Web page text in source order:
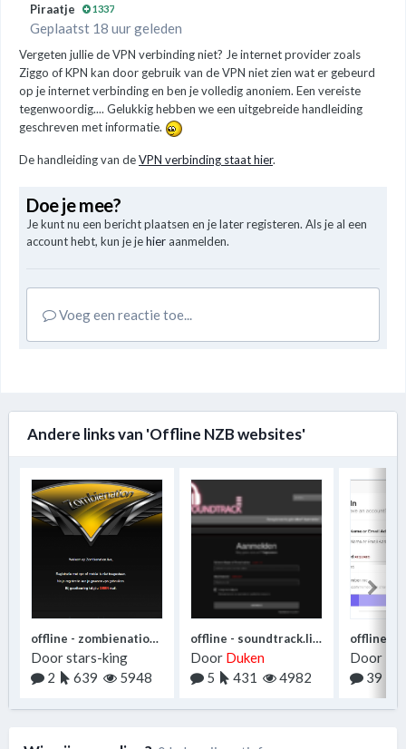
Piraatje 1337
Geplaatst 18 uur geleden
Vergeten jullie de VPN verbinding niet? Je internet provider zoals
Ziggo of KPN kan door gebruik van de VPN niet zien wat er gebeurd
op je internet verbinding en ben je volledig anoniem. Een vereiste
tegenwoordig.... Gelukkig hebben we een uitgebreide handleiding
geschreven met informatie.
De handleiding van deVPN verbinding staat hier.
Doe je mee?
Je kunt nu een bericht plaatsen en je later registeren. Als je al een
account hebt, kun je jehier aanmelden.
Voeg een reactie toe...
Andere links van 'Offline NZB websites'
offline - zombienation.live
Doorstars-king
2
639 5948
offline - soundtrack.live
Door Duken
5
431 4982
Door
39